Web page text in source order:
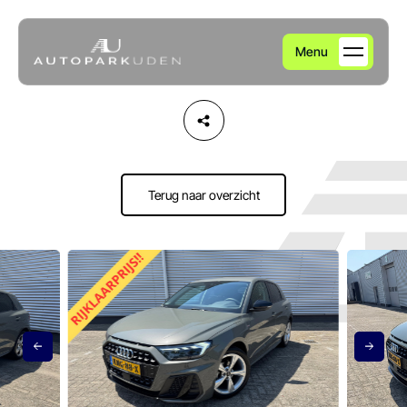
Menu
Aanbod
Over ons
Verkocht
Contact
Terug naar overzicht